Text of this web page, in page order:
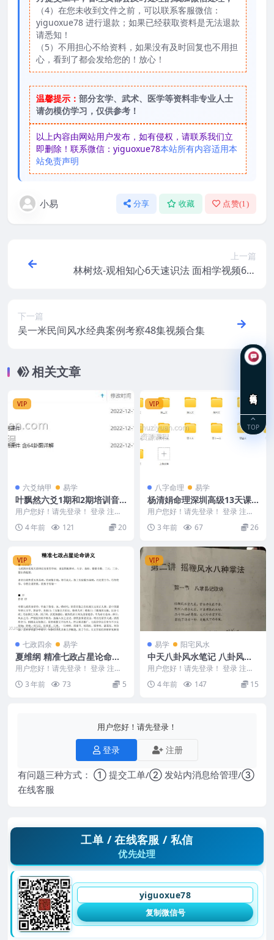
（4）在您未收到文件之前，可以联系客服微信：
yiguoxue78 进行退款；如果已经获取资料是无法退款
请悉知！
（5）不用担心不给资料，如果没有及时回复也不用担
心，看到了都会发给您的！放心！
温馨提示： 部分玄学、武术、医学等资料非专业人士
请勿模仿学习，仅供参考！
以上内容由网站用户发布，如有侵权，请联系我们立
即删除！联系微信：yiguoxue78本站所有内容适用本
站免责声明
小易 分享 收藏 点赞(1)
上一篇
林树炫-观相知心6天速识法 面相学视频6集
下一篇
吴一米民间风水经典案例考察48集视频合集
相关文章
VIP
六爻纳甲 易学
叶飘然六爻1期和2期培训音
频合集 含六爻补习班+讲义笔
记
用户您好！请先登录！ 登录 注册
叶飘然六爻1-2期培训音频合集 含
六爻补习班+...
4 年前 121 20
VIP
八字命理 易学
杨清娟命理深圳高级13天课
程视频
用户您好！请先登录！ 登录 注册
杨清娟命理深圳高级 Y2307-61
3 年前 67 26
VIP
七政四余 易学
夏维纲 精准七政占星论命讲
义
用户您好！请先登录！ 登录 注册
精准七政占星论命讲义 2312106-
10 &...
3 年前 73 5
VIP
易学 阳宅风水
中天八卦风水笔记 八卦风水
笔记文字资料图片
用户您好！请先登录！ 登录 注册
中天八卦风水笔记 八卦风水笔记
文字资料图片 编...
4 年前 147 15
用户您好！请先登录！
登录 注册
有问题三种方式： ① 提交工单/② 发站内消息给管理/③
在线客服
工单 / 在线客服 / 私信
优先处理
yiguoxue78
复制微信号
TOP